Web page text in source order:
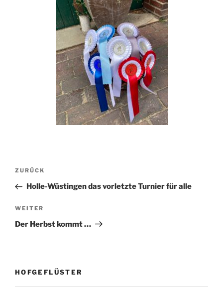
Beitragsnavigation
Vorheriger
Beitrag
ZURÜCK
Holle-Wüstingen das vorletzte Turnier für alle
Nächster
Beitrag
WEITER
Der Herbst kommt …
HOFGEFLÜSTER